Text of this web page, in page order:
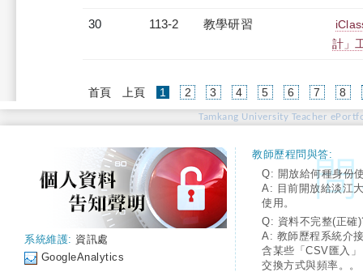
30 113-2 教學研習
計」
首頁 上頁 1 (current)
2 3 4 5 6 7 8
Tamkang University Teacher
系統維護: 資訊處
GoogleAnalytics
教師歷程問與答:
Q: 開放給何種身份
A: 目前開放給淡江
使用。
Q: 資料不完整(正確
A: 教師歷程系統介
含某些「CSV匯入
交換方式與頻率。。